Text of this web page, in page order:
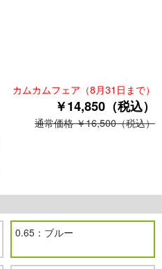
カムカムフェア（8月31日まで）
￥14,850（税込）
通常価格 ￥16,500（税込）
0.65：ブルー